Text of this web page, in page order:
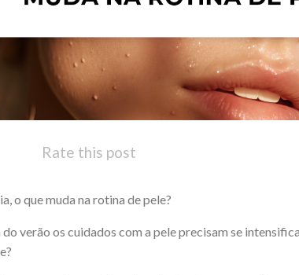
Rate this post
o que muda na rotina de pele?
verão os cuidados com a pele precisam se